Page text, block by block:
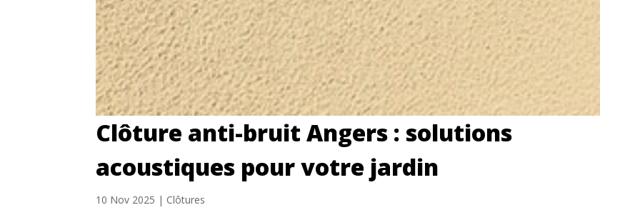
Clôture anti-bruit Angers : solutions
acoustiques pour votre jardin
10 Nov 2025 | Clôtures